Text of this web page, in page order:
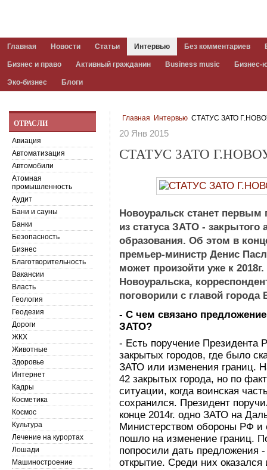
Главная Новости Статьи Интервью Без комментариев
Бизнес и право Активный гражданин Business music Бизнес-
Эко-бизнес Блоги
Главная Интервью СТАТУС ЗАТО
20 Янв 2015
СТАТУС ЗАТО
Новоуральск станет
из статуса ЗАТО - закрытого
образования. Об этом в
премьер-министр Денис
может произойти уже к
Новоуральска,
поговорили с главой
- С чем связано
ЗАТО?
- Есть поручение Президента
закрытых городов, где было
ЗАТО или изменения границ.
42 закрытых города, но по
ситуации, когда воинская
сохранился. Президент
конце 2014г. одно ЗАТО на
Министерством обороны РФ и
пошло на изменение границ.
попросили дать предложения
открытие. Среди них оказался
ОТРАСЛИ
Авиация
Автоматизация
Автомобили
Атомная
промышленность
Аудит
Бани и сауны
Банки
Безопасность
Бизнес
Благотворительность
Вакансии
Власть
Геология
Геодезия
Дороги
ЖКХ
Животные
Здоровье
Интернет
Кадры
Косметика
Космос
Культура
Лечение на курортах
Лошади
Машиностроение